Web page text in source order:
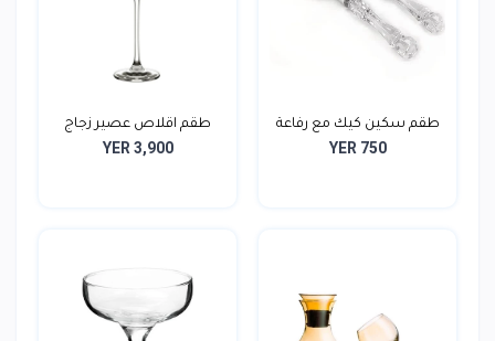
طقم سكين كيك مع رفاعة
ي...
YER 750
طقم اقلاص عصير زجاج
طوي...
YER 3,900